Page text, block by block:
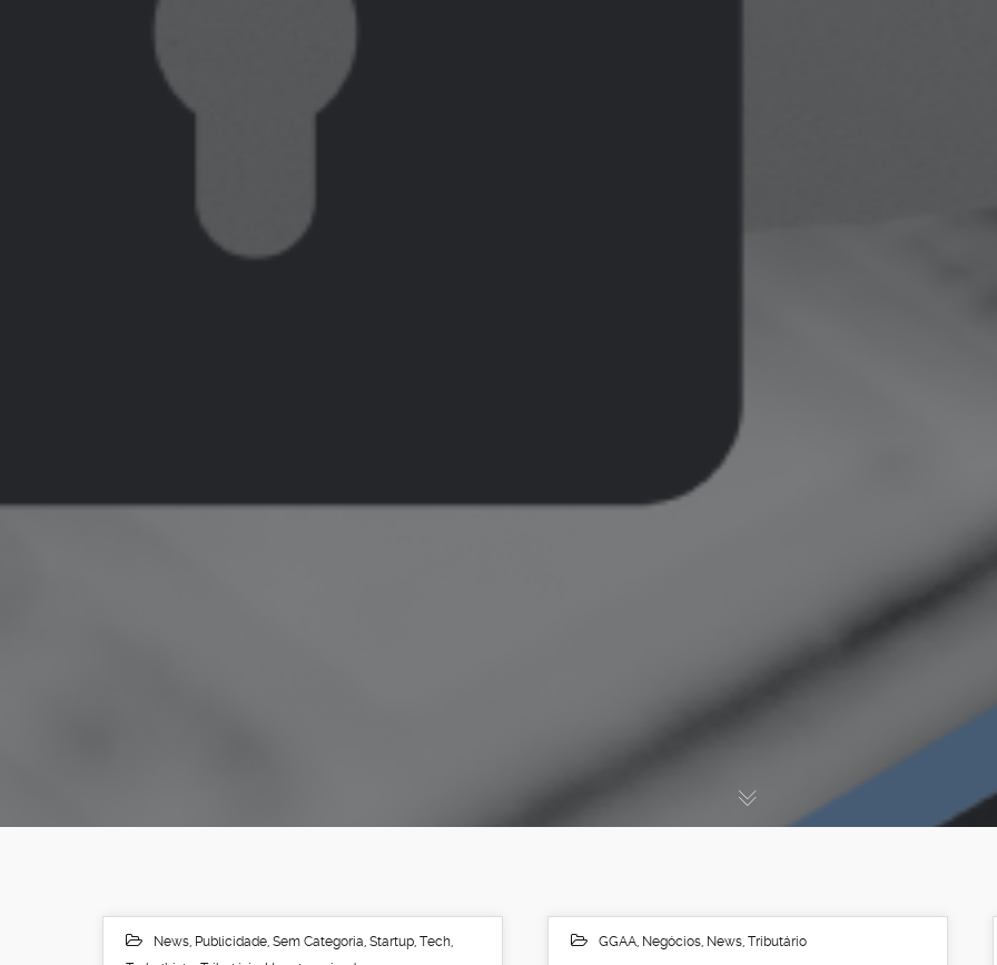
News Publicidade Sem Categoria Startup Tech GGAA, Negócios, News, Tributário